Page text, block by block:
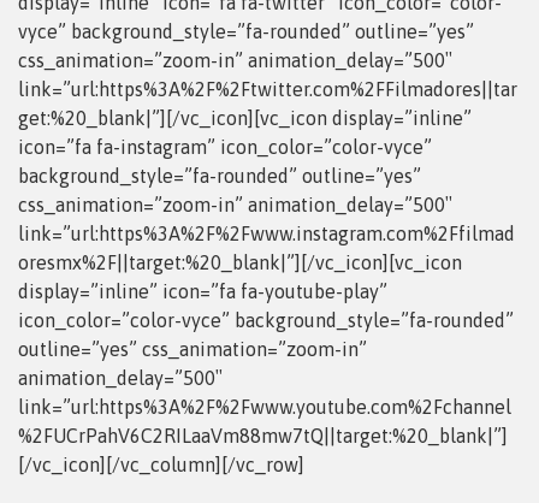
vyce” background_style=”fa-rounded” outline=”yes”
css_animation=”zoom-in” animation_delay=”500″
link=”url:https%3A%2F%2Ftwitter.com%2FFilmadores||tar
get:%20_blank|”][/vc_icon][vc_icon display=”inline”
icon=”fa fa-instagram” icon_color=”color-vyce”
background_style=”fa-rounded” outline=”yes”
css_animation=”zoom-in” animation_delay=”500″
link=”url:https%3A%2F%2Fwww.instagram.com%2Ffilmad
oresmx%2F||target:%20_blank|”][/vc_icon][vc_icon
display=”inline” icon=”fa fa-youtube-play”
icon_color=”color-vyce” background_style=”fa-rounded”
outline=”yes” css_animation=”zoom-in”
animation_delay=”500″
link=”url:https%3A%2F%2Fwww.youtube.com%2Fchannel
%2FUCrPahV6C2RILaaVm88mw7tQ||target:%20_blank|”]
[/vc_icon][/vc_column][/vc_row]